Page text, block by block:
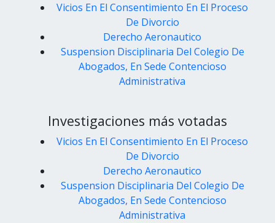
Vicios En El Consentimiento En El Proceso
De Divorcio
Derecho Aeronautico
Suspension Disciplinaria Del Colegio De
Abogados, En Sede Contencioso
Administrativa
Investigaciones más votadas
Vicios En El Consentimiento En El Proceso
De Divorcio
Derecho Aeronautico
Suspension Disciplinaria Del Colegio De
Abogados, En Sede Contencioso
Administrativa